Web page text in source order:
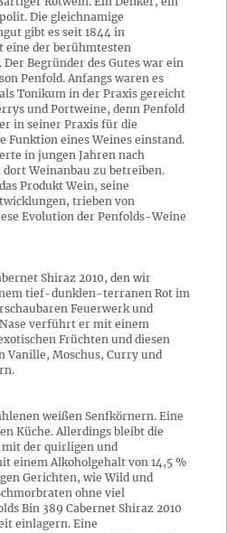
Die gleichnamige
gibt es seit 1844 in
eine der berühmtesten
Begründer des Gutes war ein
Penfold. Anfangs waren es
Tonikum in der Praxis gereicht
und Portweine, denn Penfold
in seiner Praxis für die
Funktion eines Weines einstand.
in jungen Jahren nach
Weinanbau zu betreiben.
Produkt Wein, seine
trieben von
Evolution der Penfolds-Weine
Shiraz 2010, den wir
tief-dunklen-terranen Rot im
Feuerwerk und
verführt er mit einem
Früchten und diesen
Vanille, Moschus, Curry und
weißen Senfkörnern. Eine
Küche. Allerdings bleibt die
mit der quirligen und
einem Alkoholgehalt von 14,5 %
Gerichten, wie Wild und
ohne viel
Bin 389 Cabernet Shiraz 2010
einlagern. Eine